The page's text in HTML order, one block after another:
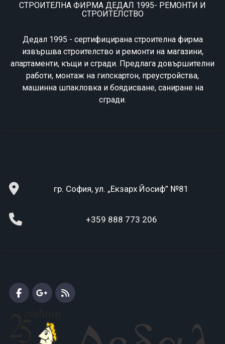
СТРОИТЕЛНА ФИРМА ДЕДАЛ 1995- РЕМОНТИ И
СТРОИТЕЛСТВО
Дедал 1995 - сертифицирана строителна фирма
извършва строителство и ремонти на магазини,
апартаменти, къщи и сгради. Предлага довършителни
работи, монтаж на гипскартон, преустройства,
машинна шпакловка и боядисване, саниране на
сгради.
гр. София, ул. „Екзарх Йосиф” №81
+359 888 773 206